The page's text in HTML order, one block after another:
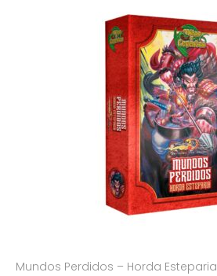
Mundos Perdidos – Horda Esteparia